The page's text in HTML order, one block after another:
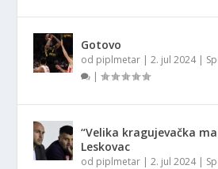
Gotovo
od piplmetar |2. jul 2024|
|
“Velika kragujevačka
Leskovac
od piplmetar |2. jul 2024|